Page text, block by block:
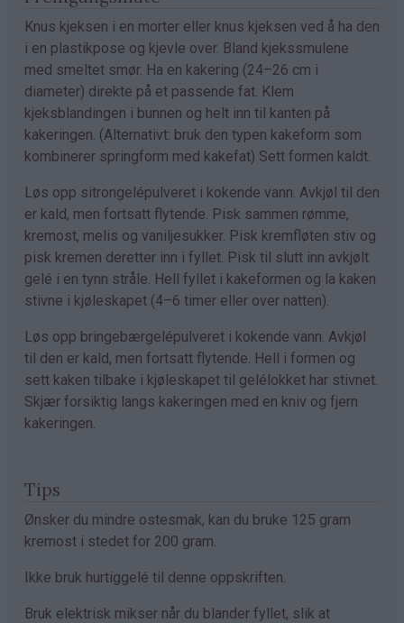
Knus kjeksen i en morter eller knus kjeksen ved å ha den
i en plastikpose og kjevle over. Bland kjekssmulene
med smeltet smør. Ha en kakering (24–26 cm i
diameter) direkte på et passende fat. Klem
kjeksblandingen i bunnen og helt inn til kanten på
kakeringen. (Alternativt: bruk den typen kakeform som
kombinerer springform med kakefat) Sett formen kaldt.
Løs opp sitrongelépulveret i kokende vann. Avkjøl til den
er kald, men fortsatt flytende. Pisk sammen rømme,
kremost, melis og vaniljesukker. Pisk kremfløten stiv og
pisk kremen deretter inn i fyllet. Pisk til slutt inn avkjølt
gelé i en tynn stråle. Hell fyllet i kakeformen og la kaken
stivne i kjøleskapet (4–6 timer eller over natten).
Løs opp bringebærgelépulveret i kokende vann. Avkjøl
til den er kald, men fortsatt flytende. Hell i formen og
sett kaken tilbake i kjøleskapet til gelélokket har stivnet.
Skjær forsiktig langs kakeringen med en kniv og fjern
kakeringen.
Tips
Ønsker du mindre ostesmak, kan du bruke 125 gram
kremost i stedet for 200 gram.
Ikke bruk hurtiggelé til denne oppskriften.
Bruk elektrisk mikser når du blander fyllet, slik at